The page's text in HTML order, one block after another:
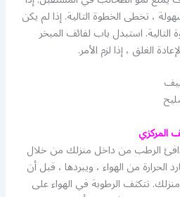
، تخطى الخطوة التالية. إذا لم يكن
التالية. استبدل باب لفائف المبخر
الغلق ، إذا لزم الأمر.
المركزي
الرطب من داخل منزلك من خلال
من الهواء ، ويبردها ، قبل أن
تتكثف الرطوبة في الهواء على